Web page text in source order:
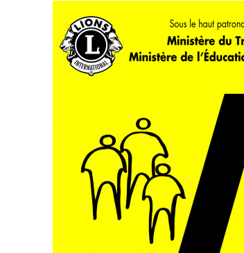
18/05/2017
Venez aux mercredis de l'apprentissage
Les Mercredis de l’apprentissage s'ouvrent à toute
personne cherchant de l'information sur l'alternance
et nos formations.